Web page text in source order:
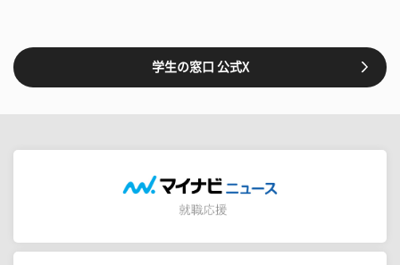
学生の窓口 公式X